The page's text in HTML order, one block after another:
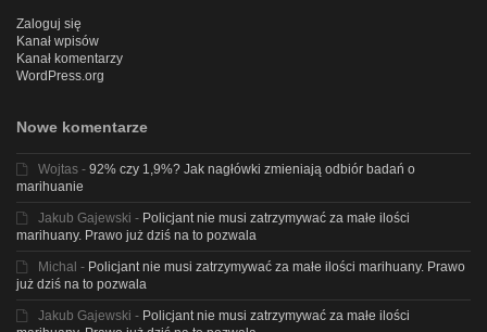
Zaloguj się
Kanał wpisów
Kanał komentarzy
WordPress.org
Nowe komentarze
Wojtas - 92% czy 1,9%? Jak nagłówki zmieniają odbiór badań o
marihuanie
Jakub Gajewski - Policjant nie musi zatrzymywać za małe ilości
marihuany. Prawo już dziś na to pozwala
Michal - Policjant nie musi zatrzymywać za małe ilości marihuany. Prawo
już dziś na to pozwala
Jakub Gajewski - Policjant nie musi zatrzymywać za małe ilości